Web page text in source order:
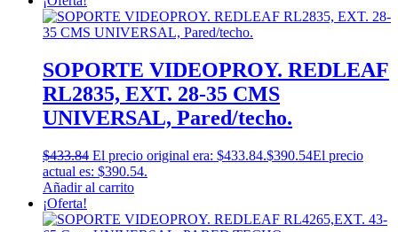
SOPORTE VIDEOPROY. REDLEAF
RL2835, EXT. 28-35 CMS
UNIVERSAL, Pared/techo.
$433.84 El precio original era: $433.84.$390.54El precio
actual es: $390.54.
Añadir al carrito
¡Oferta!